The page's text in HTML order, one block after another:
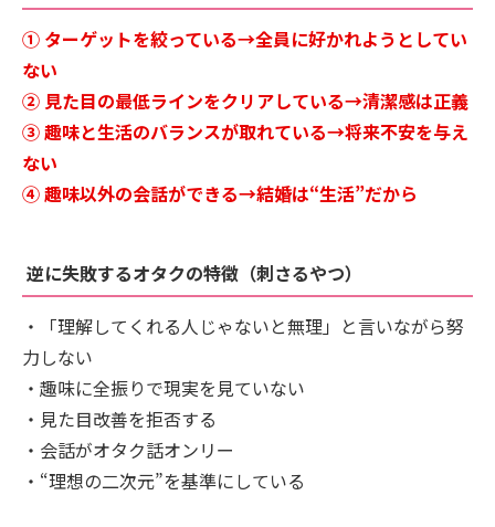
① ターゲットを絞っている→全員に好かれようとしてい
ない
② 見た目の最低ラインをクリアしている→清潔感は正義
③ 趣味と生活のバランスが取れている→将来不安を与え
ない
④ 趣味以外の会話ができる→結婚は“生活”だから
逆に失敗するオタクの特徴（刺さるやつ）
・「理解してくれる人じゃないと無理」と言いながら努
力しない
・趣味に全振りで現実を見ていない
・見た目改善を拒否する
・会話がオタク話オンリー
・“理想の二次元”を基準にしている